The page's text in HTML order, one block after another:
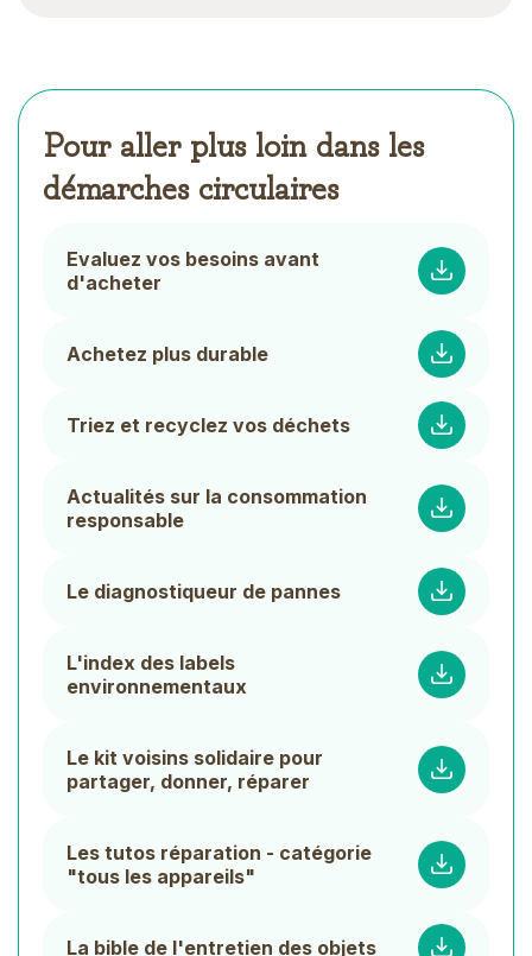
Pour aller plus loin dans les
démarches circulaires
ListEvaluez vos besoins avant
d'acheter
Achetez plus durable
Triez et recyclez vos déchets
Actualités sur la consommation
responsable
Le diagnostiqueur de pannes
L'index des labels
environnementaux
Le kit voisins solidaire pour
partager, donner, réparer
Les tutos réparation - catégorie
"tous les appareils"
La bible de l'entretien des objets